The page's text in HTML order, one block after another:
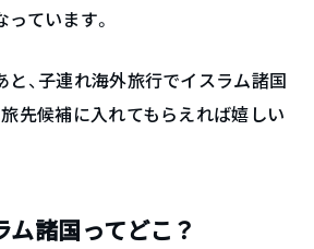
ています。
と、子連れ海外旅行でイスラム諸国
先候補に入れてもらえれば嬉しい
ム諸国ってどこ？